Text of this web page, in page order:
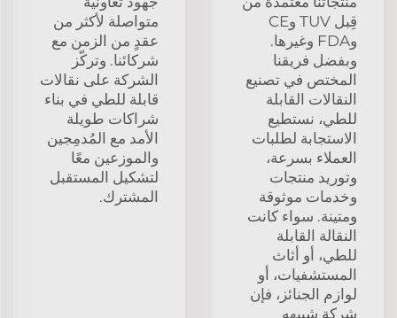
قِبل TUV وCE
وFDA وغيرها.
وبفضل فريقنا
المختص في تصنيع
النقالات القابلة
للطي، نستطيع
الاستجابة لطلبات
العملاء بسرعة،
وتوريد منتجات
وخدمات موثوقة
ومتينة. سواء كانت
النقالة القابلة
للطي، أو أثاث
المستشفيات، أو
لوازم الجنائز، فإن
شركة شييهه
متواصلة لأكثر من
عقدٍ من الزمن مع
شركائنا. وتركّز
الشركة على نقالات
قابلة للطي في بناء
شراكات طويلة
الأمد مع المُدمِجين
والموزعين معًا
لتشكيل المستقبل
المشترك.